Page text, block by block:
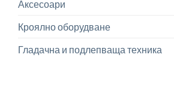
Аксесоари
Кроялно оборудване
Гладачна и подлепваща техника